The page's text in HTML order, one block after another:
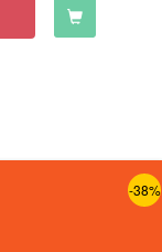
-38%